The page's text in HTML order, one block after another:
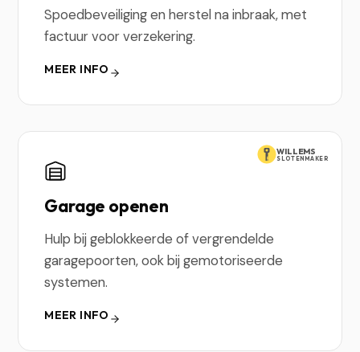
Spoedbeveiliging en herstel na inbraak, met
factuur voor verzekering.
MEER INFO
WILLEMS
SLOTENMAKER
Garage openen
Hulp bij geblokkeerde of vergrendelde
garagepoorten, ook bij gemotoriseerde
systemen.
MEER INFO